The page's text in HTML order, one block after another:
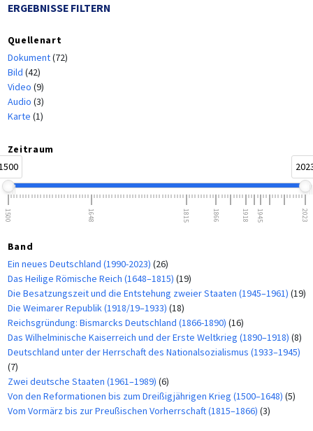
ERGEBNISSE FILTERN
Quellenart
Dokument(72)
Bild (42)
Video (9)
Audio (3)
Karte (1)
Zeitraum
1500 1648 1815 1866 1918 1945 2023
Band
Ein neues Deutschland (1990-2023) (26)
Das Heilige Römische Reich (1648–1815) (19)
Die Besatzungszeit und die Entstehung zweier Staaten (1945–1961) (19)
Die Weimarer Republik (1918/19–1933) (18)
Reichsgründung: Bismarcks Deutschland (1866-1890) (16)
Das Wilhelminische Kaiserreich und der Erste Weltkrieg (1890–1918) (8)
Deutschland unter der Herrschaft des Nationalsozialismus (1933–1945)
(7)
Zwei deutsche Staaten (1961–1989) (6)
Von den Reformationen bis zum Dreißigjährigen Krieg (1500–1648) (5)
Vom Vormärz bis zur Preußischen Vorherrschaft (1815–1866) (3)